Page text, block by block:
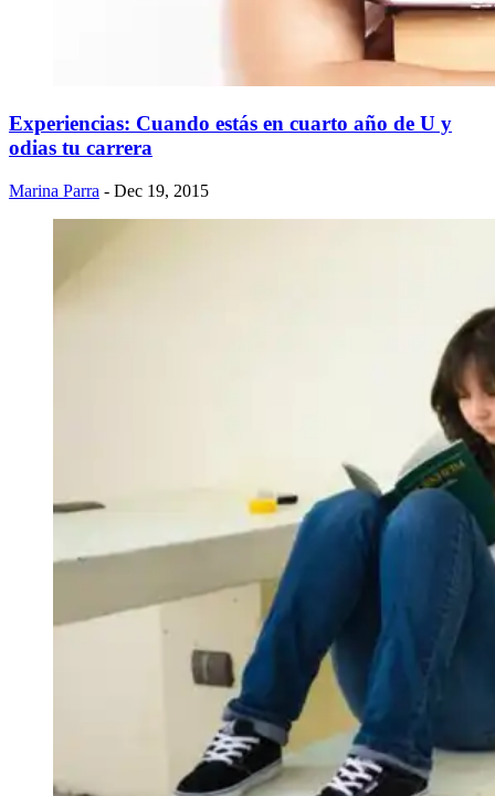
Experiencias: Cuando estás en cuarto año de U y
odias tu carrera
Marina Parra - Dec 19, 2015